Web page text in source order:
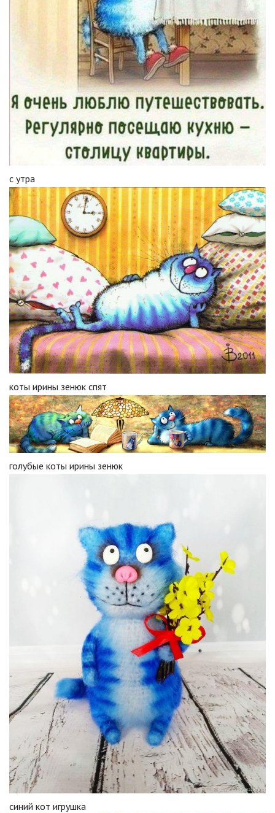
с утра
коты ирины зенюк спят
голубые коты ирины зенюк
синий кот игрушка